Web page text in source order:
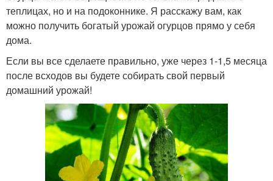
теплицах, но и на подоконнике. Я расскажу вам, как
можно получить богатый урожай огурцов прямо у себя
дома.
Если вы все сделаете правильно, уже через 1-1,5 месяца
после всходов вы будете собирать свой первый
домашний урожай!